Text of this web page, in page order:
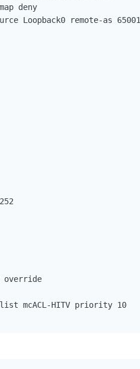
deny
Loopback0 remote-as 65001
override
mcACL-HITV priority 10